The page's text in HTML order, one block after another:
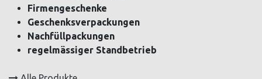
Firmengeschenke
Geschenksverpackungen
Nachfüllpackungen
regelmässiger Standbetrieb